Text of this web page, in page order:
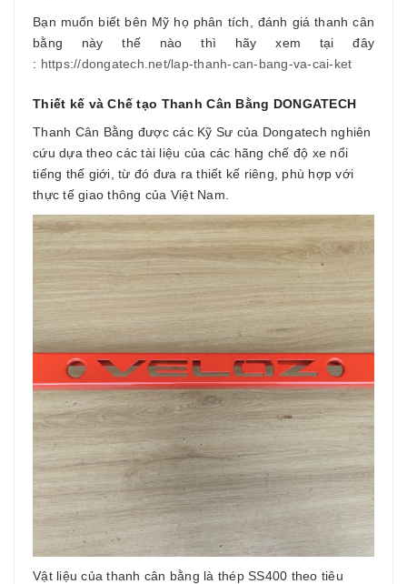
Bạn muốn biết bên Mỹ họ phân tích, đánh giá thanh cân
bằng này thế nào thì hãy xem tại đây
: https://dongatech.net/lap-thanh-can-bang-va-cai-ket
Thiết kế và Chế tạo Thanh Cân Bằng DONGATECH
Thanh Cân Bằng được các Kỹ Sư của Dongatech nghiên
cứu dựa theo các tài liệu của các hãng chế độ xe nổi
tiếng thế giới, từ đó đưa ra thiết kế riêng, phù hợp với
thực tế giao thông của Việt Nam.
Vật liệu của thanh cân bằng là thép SS400 theo tiêu